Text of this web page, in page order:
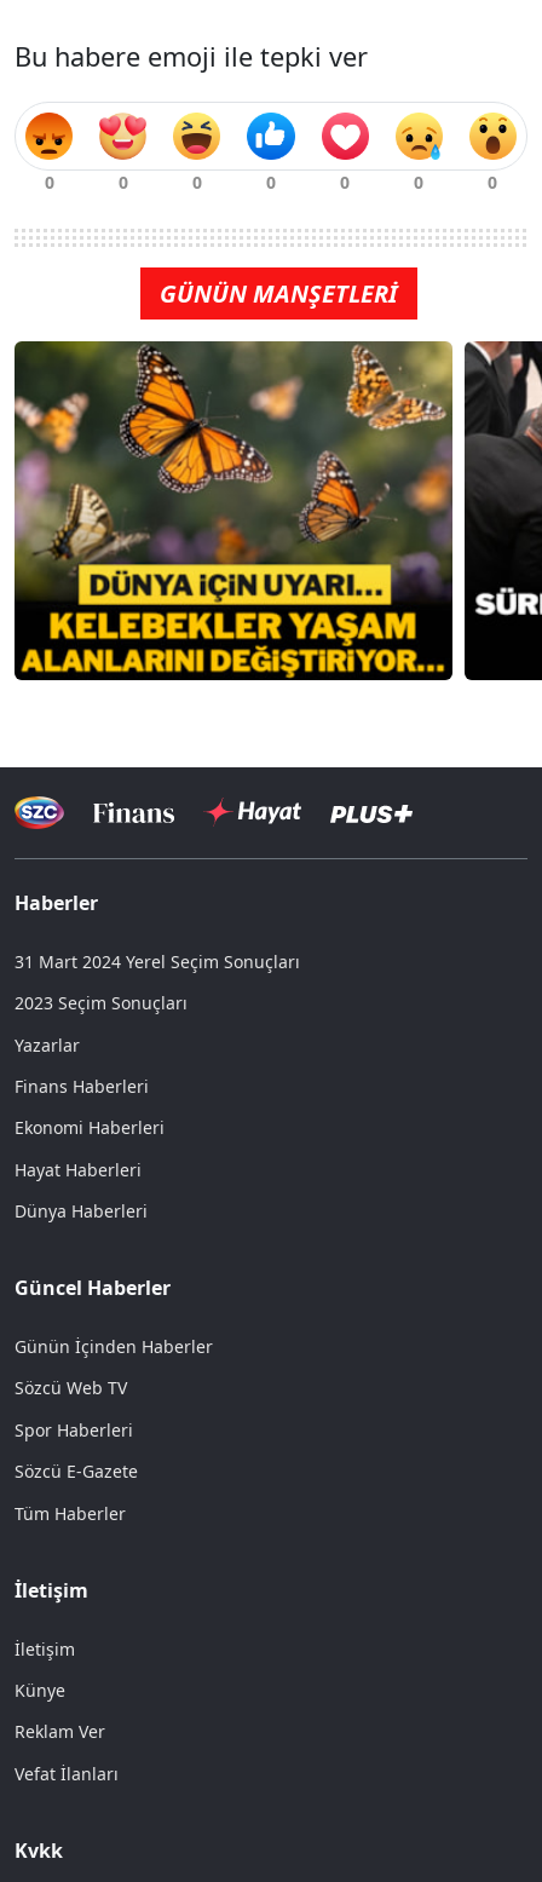
Bu habere emoji ile tepki ver
GÜNÜN MANŞETLERİ
Haberler
31 Mart 2024 Yerel Seçim Sonuçları
2023 Seçim Sonuçları
Yazarlar
Finans Haberleri
Ekonomi Haberleri
Hayat Haberleri
Dünya Haberleri
Güncel Haberler
Günün İçinden Haberler
Sözcü Web TV
Spor Haberleri
Sözcü E-Gazete
Tüm Haberler
İletişim
İletişim
Künye
Reklam Ver
Vefat İlanları
Kvkk